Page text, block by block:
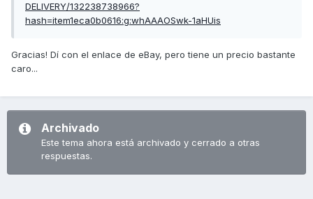
DELIVERY/132238738966?
hash=item1eca0b0616:g:whAAAOSwk-1aHUis
Gracias! Dí con el enlace de eBay, pero tiene un precio bastante
caro...
Archivado
Este tema ahora está archivado y cerrado a otras
respuestas.